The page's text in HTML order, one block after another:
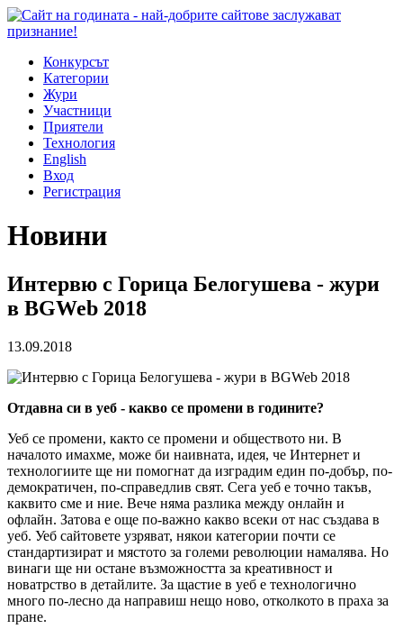
Конкурсът
Категории
Жури
Участници
Приятели
Технология
English
Вход
Регистрация
Новини
Интервю с Горица Белогушева - жури
в BGWeb 2018
13.09.2018
Отдавна си в уеб - какво се промени в годините?
Уеб се промени, както се промени и обществото ни. В
началото имахме, може би наивната, идея, че Интернет и
технологиите ще ни помогнат да изградим един по-добър, по-
демократичен, по-справедлив свят. Сега уеб е точно такъв,
каквито сме и ние. Вече няма разлика между онлайн и
офлайн. Затова е още по-важно какво всеки от нас създава в
уеб. Уеб сайтовете узряват, някои категории почти се
стандартизират и мястото за големи революции намалява. Но
винаги ще ни остане възможността за креативност и
новатрство в детайлите. За щастие в уеб е технологично
много по-лесно да направиш нещо ново, отколкото в праха за
пране.